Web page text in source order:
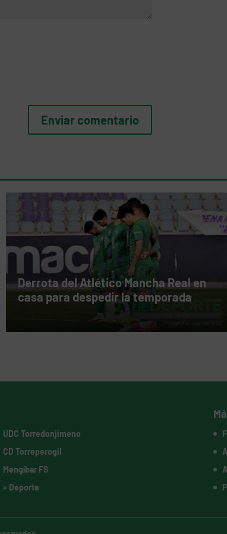
Derrota del Atlético Mancha Real en
casa para despedir la temporada
UDC Torredonjimeno
CD Torreperogil
Mengíbar FS
+ Deporte